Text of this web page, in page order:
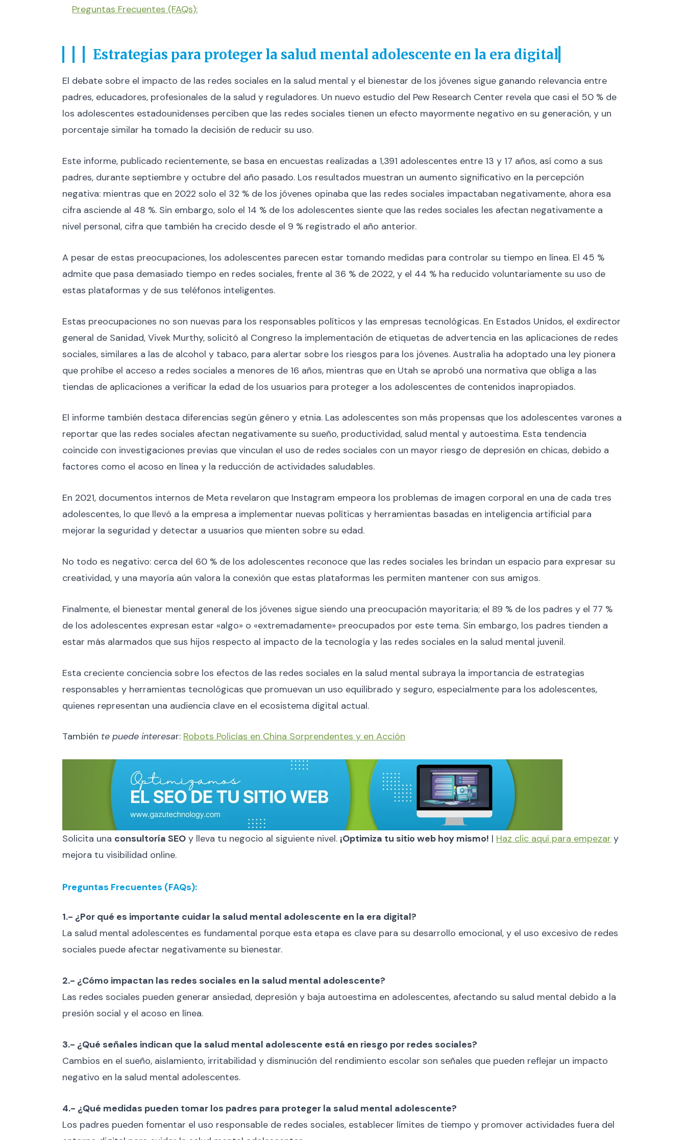
Preguntas Frecuentes (FAQs):
Estrategias para proteger la salud mental adolescente en la era digital
El debate sobre el impacto de las redes sociales en la salud mental y el bienestar de los jóvenes sigue ganando relevancia entre
padres, educadores, profesionales de la salud y reguladores. Un nuevo estudio del Pew Research Center revela que casi el 50 % de
los adolescentes estadounidenses perciben que las redes sociales tienen un efecto mayormente negativo en su generación, y un
porcentaje similar ha tomado la decisión de reducir su uso.
Este informe, publicado recientemente, se basa en encuestas realizadas a 1,391 adolescentes entre 13 y 17 años, así como a sus
padres, durante septiembre y octubre del año pasado. Los resultados muestran un aumento significativo en la percepción
negativa: mientras que en 2022 solo el 32 % de los jóvenes opinaba que las redes sociales impactaban negativamente, ahora esa
cifra asciende al 48 %. Sin embargo, solo el 14 % de los adolescentes siente que las redes sociales les afectan negativamente a
nivel personal, cifra que también ha crecido desde el 9 % registrado el año anterior.
A pesar de estas preocupaciones, los adolescentes parecen estar tomando medidas para controlar su tiempo en línea. El 45 %
admite que pasa demasiado tiempo en redes sociales, frente al 36 % de 2022, y el 44 % ha reducido voluntariamente su uso de
estas plataformas y de sus teléfonos inteligentes.
Estas preocupaciones no son nuevas para los responsables políticos y las empresas tecnológicas. En Estados Unidos, el exdirector
general de Sanidad, Vivek Murthy, solicitó al Congreso la implementación de etiquetas de advertencia en las aplicaciones de redes
sociales, similares a las de alcohol y tabaco, para alertar sobre los riesgos para los jóvenes. Australia ha adoptado una ley pionera
que prohíbe el acceso a redes sociales a menores de 16 años, mientras que en Utah se aprobó una normativa que obliga a las
tiendas de aplicaciones a verificar la edad de los usuarios para proteger a los adolescentes de contenidos inapropiados.
El informe también destaca diferencias según género y etnia. Las adolescentes son más propensas que los adolescentes varones a
reportar que las redes sociales afectan negativamente su sueño, productividad, salud mental y autoestima. Esta tendencia
coincide con investigaciones previas que vinculan el uso de redes sociales con un mayor riesgo de depresión en chicas, debido a
factores como el acoso en línea y la reducción de actividades saludables.
En 2021, documentos internos de Meta revelaron que Instagram empeora los problemas de imagen corporal en una de cada tres
adolescentes, lo que llevó a la empresa a implementar nuevas políticas y herramientas basadas en inteligencia artificial para
mejorar la seguridad y detectar a usuarios que mienten sobre su edad.
No todo es negativo: cerca del 60 % de los adolescentes reconoce que las redes sociales les brindan un espacio para expresar su
creatividad, y una mayoría aún valora la conexión que estas plataformas les permiten mantener con sus amigos.
Finalmente, el bienestar mental general de los jóvenes sigue siendo una preocupación mayoritaria; el 89 % de los padres y el 77 %
de los adolescentes expresan estar «algo» o «extremadamente» preocupados por este tema. Sin embargo, los padres tienden a
estar más alarmados que sus hijos respecto al impacto de la tecnología y las redes sociales en la salud mental juvenil.
Esta creciente conciencia sobre los efectos de las redes sociales en la salud mental subraya la importancia de estrategias
responsables y herramientas tecnológicas que promuevan un uso equilibrado y seguro, especialmente para los adolescentes,
quienes representan una audiencia clave en el ecosistema digital actual.
También te puede interesar: Robots Policías en China Sorprendentes y en Acción
Solicita una consultoría SEO y lleva tu negocio al siguiente nivel. ¡Optimiza tu sitio web hoy mismo! | Haz clic aquí para empezar y
mejora tu visibilidad online.
Preguntas Frecuentes (FAQs):
1.- ¿Por qué es importante cuidar la salud mental adolescente en la era digital?
La salud mental adolescentes es fundamental porque esta etapa es clave para su desarrollo emocional, y el uso excesivo de redes
sociales puede afectar negativamente su bienestar.
2.- ¿Cómo impactan las redes sociales en la salud mental adolescente?
Las redes sociales pueden generar ansiedad, depresión y baja autoestima en adolescentes, afectando su salud mental debido a la
presión social y el acoso en línea.
3.- ¿Qué señales indican que la salud mental adolescente está en riesgo por redes sociales?
Cambios en el sueño, aislamiento, irritabilidad y disminución del rendimiento escolar son señales que pueden reflejar un impacto
negativo en la salud mental adolescentes.
4.- ¿Qué medidas pueden tomar los padres para proteger la salud mental adolescente?
Los padres pueden fomentar el uso responsable de redes sociales, establecer límites de tiempo y promover actividades fuera del